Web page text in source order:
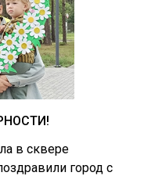
в сквере
город с